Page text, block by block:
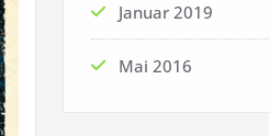
Januar 2019
Mai 2016